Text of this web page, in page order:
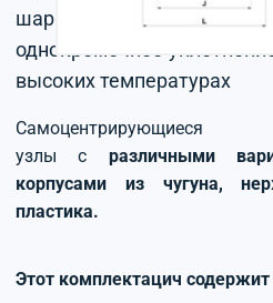
шарикоподшипник с
однокромочное
высоких температурах
узлы с различными
корпусами из чугуна,
пластика.
Этот комплектацич